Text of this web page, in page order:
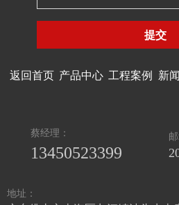
提交
返回首页 产品中心 工程案例 新
蔡经理：
13450523399
邮
地址：